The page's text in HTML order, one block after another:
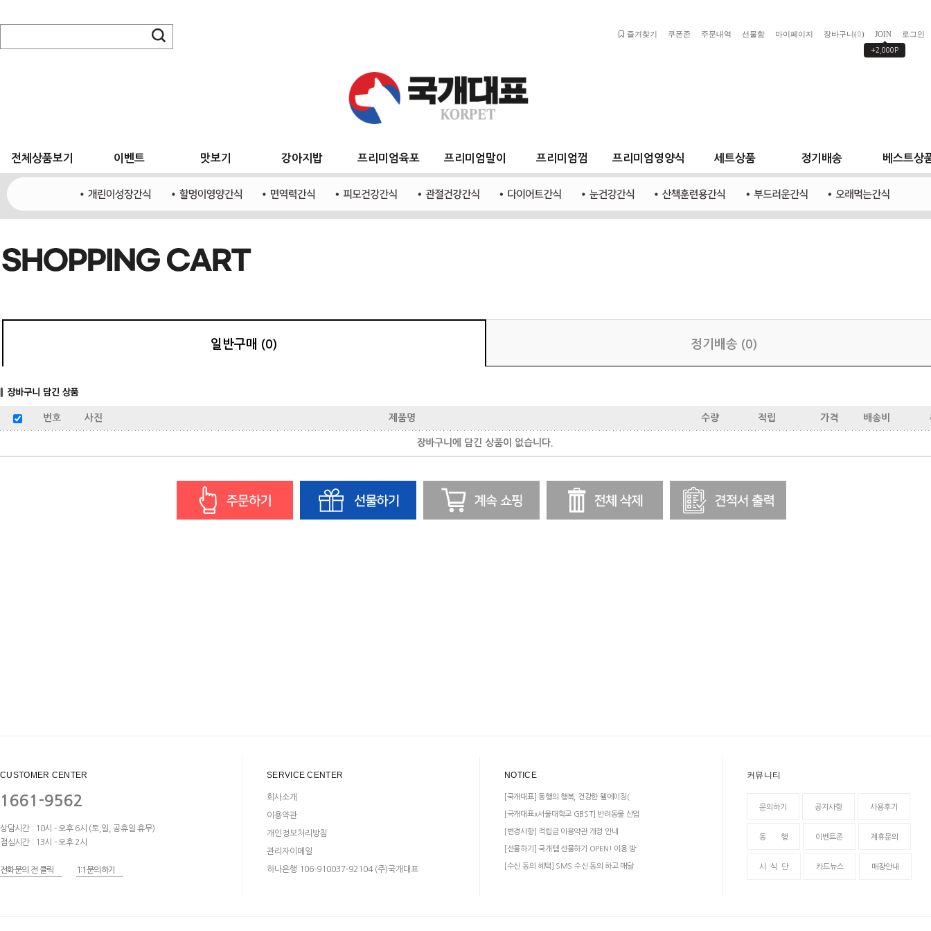
로그인
JOIN
+2,000P
장바구니(0)
마이페이지
선물함
주문내역
쿠폰존
즐겨찾기
전체상품보기 이벤트 맛보기 강아지밥 프리미엄육포 프리미엄말이 프리미엄껌 프리미엄영양식 세트상품 정기배송 베스트상
일반구매 (0) 정기배송 (0)
번호 사진 제품명 수량 적립 가격 배송비
장바구니에 담긴 상품이 없습니다.
CUSTOMER CENTER
1661-9562
상담시간 : 10시 - 오후 6시 (토,일, 공휴일 휴무)
점심시간 : 13시 - 오후 2시
전화문의 전 클릭 1:1문의하기
SERVICE CENTER
회사소개
이용약관
개인정보처리방침
관리자이메일
하나은행 106-910037-92104 (주)국개대표
NOTICE
[국개대표] 동행의 행복, 건강한 웰에이징(
[국개대표x서울대학교 GBST] 반려동물 산업
[변경사항] 적립금 이용약관 개정 안내
[선물하기] 국개템 선물하기 OPEN! 이용 방
[수신 동의 혜택] SMS 수신 동의 하고 매달
커뮤니티
문의하기 공지사항 사용후기
동 행 이벤트존 제휴문의
시 식 단 카드뉴스 매장안내